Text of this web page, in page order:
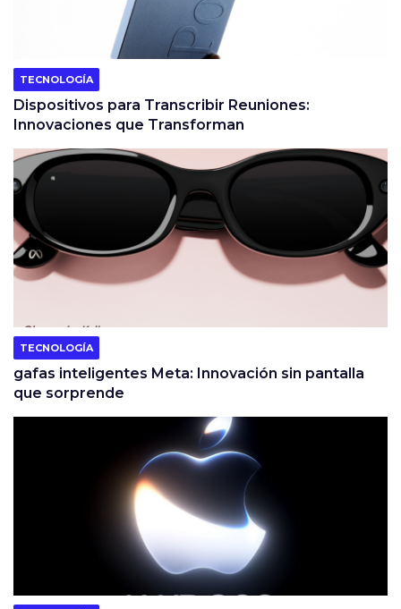
TECNOLOGÍA
Dispositivos para Transcribir Reuniones:
Innovaciones que Transforman
TECNOLOGÍA
gafas inteligentes Meta: Innovación sin pantalla
que sorprende